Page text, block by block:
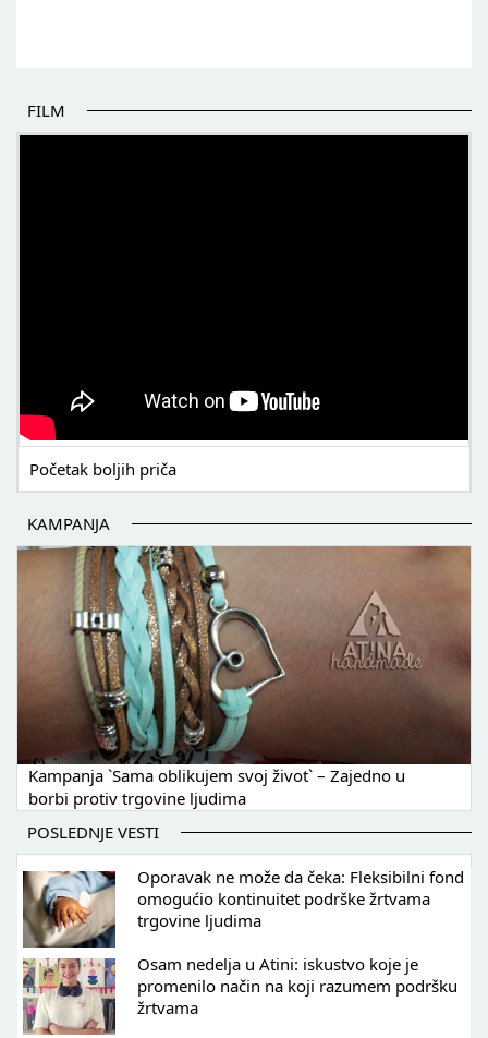
FILM
Početak boljih priča
KAMPANJA
Kampanja `Sama oblikujem svoj život` – Zajedno u
borbi protiv trgovine ljudima
POSLEDNJE VESTI
Oporavak ne može da čeka: Fleksibilni fond
omogućio kontinuitet podrške žrtvama
trgovine ljudima
Osam nedelja u Atini: iskustvo koje je
promenilo način na koji razumem podršku
žrtvama